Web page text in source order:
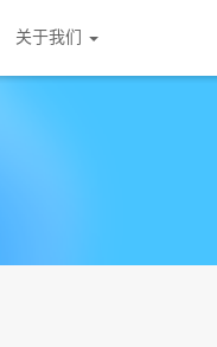
关于我们